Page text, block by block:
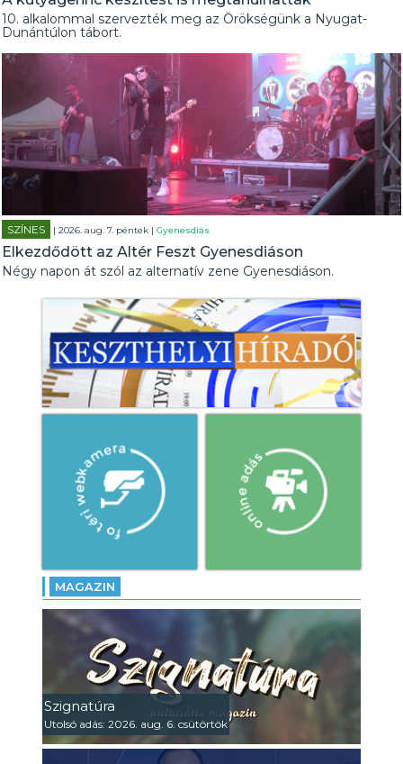
10. alkalommal szervezték meg az Örökségünk a Nyugat-
Dunántúlon tábort.
SZÍNES | 2026. aug. 7. péntek |Gyenesdiás
Elkezdődött az Altér Feszt Gyenesdiáson
Négy napon át szól az alternatív zene Gyenesdiáson.
MAGAZIN
Szignatúra
Utolsó adás: 2026. aug. 6. csütörtök